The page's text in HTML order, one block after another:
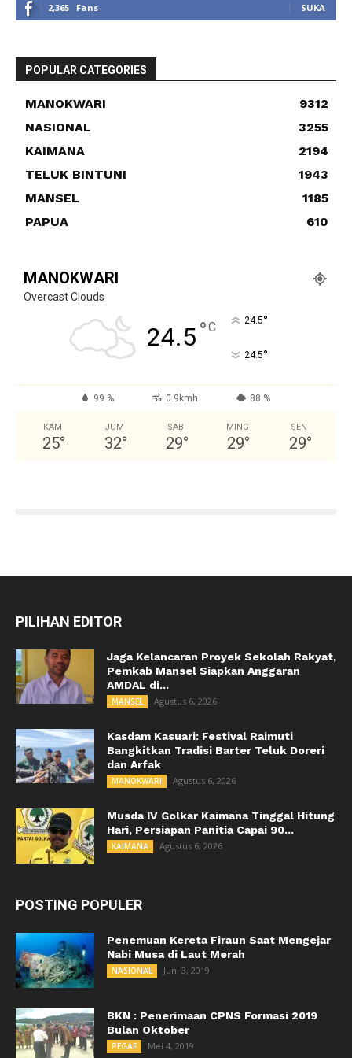
2,365 Fans SUKA
POPULAR CATEGORIES
MANOKWARI
9312
NASIONAL
3255
KAIMANA
2194
TELUK BINTUNI
1943
MANSEL
1185
PAPUA
610
MANOKWARI
Overcast Clouds
24.5°C 24.5°
24.5°
99 % 0.9kmh 88 %
KAM
25°
JUM
32°
SAB
29°
MING
29°
SEN
29°
PILIHAN EDITOR
Jaga Kelancaran Proyek Sekolah Rakyat,
Pemkab Mansel Siapkan Anggaran
AMDAL di...
MANSEL Agustus 6, 2026
Kasdam Kasuari: Festival Raimuti
Bangkitkan Tradisi Barter Teluk Doreri
dan Arfak
MANOKWARI Agustus 6, 2026
Musda IV Golkar Kaimana Tinggal Hitung
Hari, Persiapan Panitia Capai 90...
KAIMANA Agustus 6, 2026
POSTING POPULER
Penemuan Kereta Firaun Saat Mengejar
Nabi Musa di Laut Merah
NASIONAL Juni 3, 2019
BKN : Penerimaan CPNS Formasi 2019
Bulan Oktober
PEGAF Mei 4, 2019